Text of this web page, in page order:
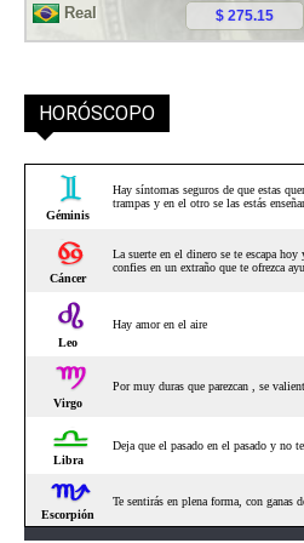
HORÓSCOPO